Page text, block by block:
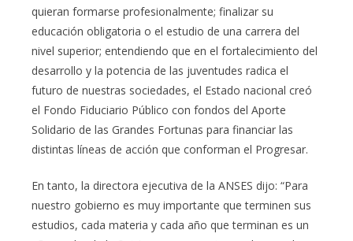
quieran formarse profesionalmente; finalizar su
educación obligatoria o el estudio de una carrera del
nivel superior; entendiendo que en el fortalecimiento del
desarrollo y la potencia de las juventudes radica el
futuro de nuestras sociedades, el Estado nacional creó
el Fondo Fiduciario Público con fondos del Aporte
Solidario de las Grandes Fortunas para financiar las
distintas líneas de acción que conforman el Progresar.
En tanto, la directora ejecutiva de la ANSES dijo: “Para
nuestro gobierno es muy importante que terminen sus
estudios, cada materia y cada año que terminan es un